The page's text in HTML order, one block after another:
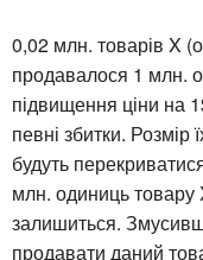
0,02 млн. товарів X
продавалося 1 млн.
підвищення ціни на
певні збитки.
будуть
млн. одиниць товару
залишиться.
продавати даний